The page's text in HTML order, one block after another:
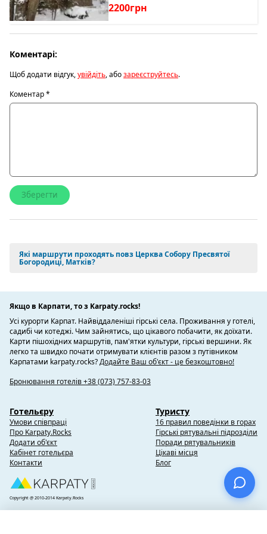
2200грн
Коментарі:
Щоб додати відгук,увійдіть, абозареєструйтесь.
Коментар*
Які маршрути проходять повз Церква Собору Пресвятої
Богородиці, Матків?
Якщо в Карпати, то з Karpaty.rocks!
Усі курорти Карпат. Найвіддаленіші гірські села. Проживання у готелі,
садибі чи котеджі. Чим зайнятись, що цікавого побачити, як доїхати.
Карти пішохідних маршрутів, пам'ятки культури, гірські вершини. Як
легко та швидко почати отримувати клієнтів разом з путівником
Карпатами karpaty.rocks?Додайте Ваш об'єкт - це безкоштовно!
Бронювання готелів +38 (073) 757-83-03
Готельєру
Умови співпраці
Про Karpaty.Rocks
Додати об'єкт
Кабінет готельєра
Контакти
Туристу
16 правил поведінки в горах
Гірські рятувальні підрозділи
Поради рятувальників
Цікаві місця
Блог
Copyright @ 2010-2014 Karpaty.Rocks